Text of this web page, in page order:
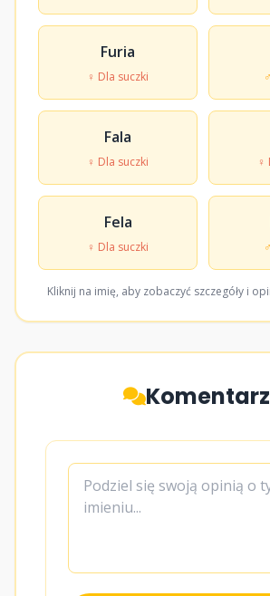
Furia
♀ Dla suczki
Fala
♀ Dla suczki ♀
Fela
♀ Dla suczki
Kliknij na imię, aby zobaczyć szczegóły i